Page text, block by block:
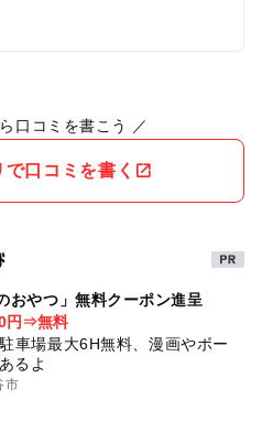
口コミを書こう ／
口コミを書く
おやつ」無料クーポン進呈
円⇒無料
車場最大6H無料、漫画やボー
るよ
市